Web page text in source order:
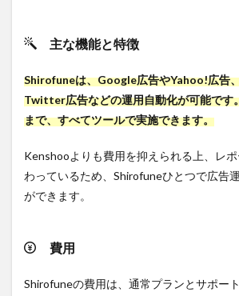
主な機能と特徴
Shirofuneは、Google広告やYahoo!広告
Twitter広告などの運用自動化が可能です
まで、すべてツールで実施できます。
Kenshooよりも費用を抑えられる上、レ
わっているため、Shirofuneひとつで広告
ができます。
費用
Shirofuneの費用は、通常プランとサポー